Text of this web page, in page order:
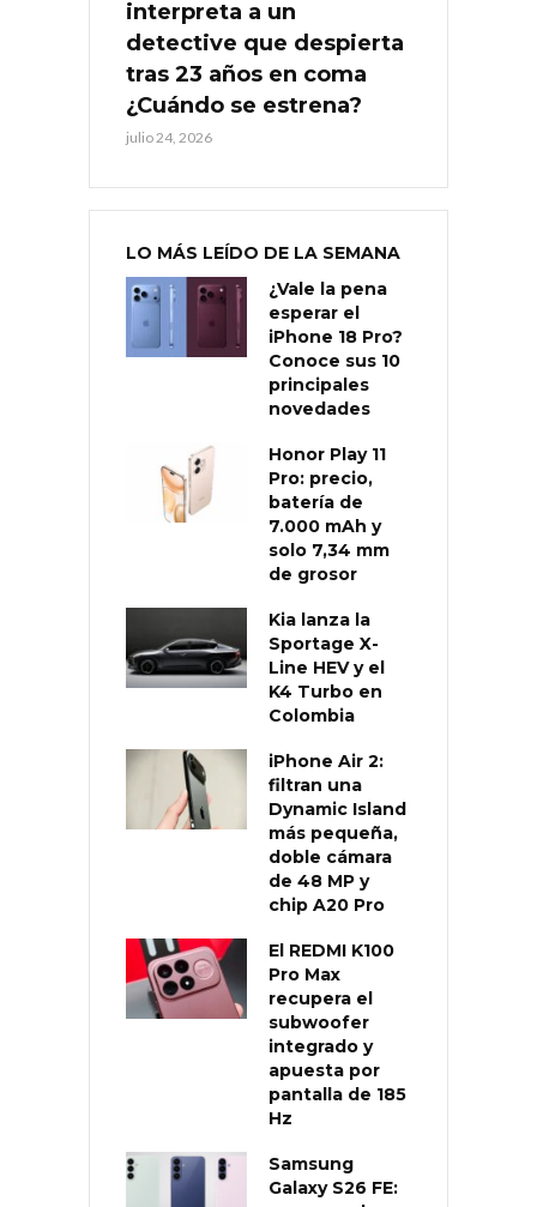
interpreta a un
detective que despierta
tras 23 años en coma
¿Cuándo se estrena?
julio 24, 2026
LO MÁS LEÍDO DE LA SEMANA
¿Vale la pena
esperar el
iPhone 18 Pro?
Conoce sus 10
principales
novedades
Honor Play 11
Pro: precio,
batería de
7.000 mAh y
solo 7,34 mm
de grosor
Kia lanza la
Sportage X-
Line HEV y el
K4 Turbo en
Colombia
iPhone Air 2:
filtran una
Dynamic Island
más pequeña,
doble cámara
de 48 MP y
chip A20 Pro
El REDMI K100
Pro Max
recupera el
subwoofer
integrado y
apuesta por
pantalla de 185
Hz
Samsung
Galaxy S26 FE: